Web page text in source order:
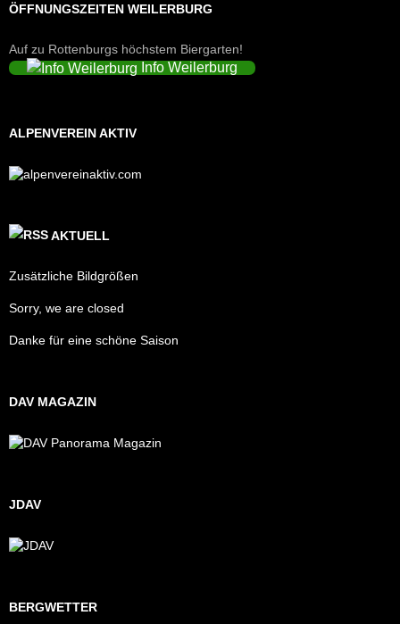
ÖFFNUNGSZEITEN WEILERBURG
Auf zu Rottenburgs höchstem Biergarten!
Info Weilerburg
ALPENVEREIN AKTIV
AKTUELL
Zusätzliche Bildgrößen
Sorry, we are closed
Danke für eine schöne Saison
DAV MAGAZIN
JDAV
BERGWETTER